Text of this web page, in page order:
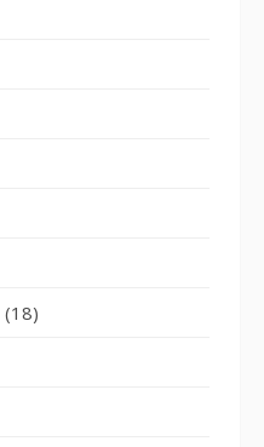
(18)